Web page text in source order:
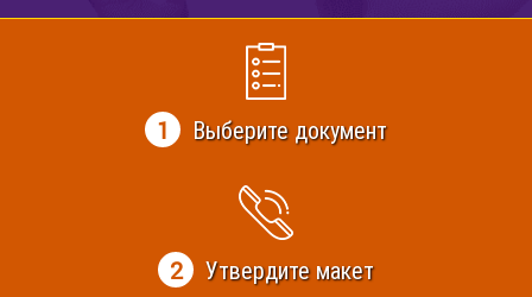
1 Выберите документ
2 Утвердите макет